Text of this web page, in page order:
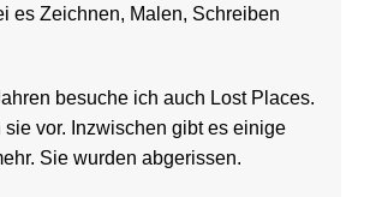
es Zeichnen, Malen, Schreiben
besuche ich auch Lost Places.
sie vor. Inzwischen gibt es einige
Sie wurden abgerissen.